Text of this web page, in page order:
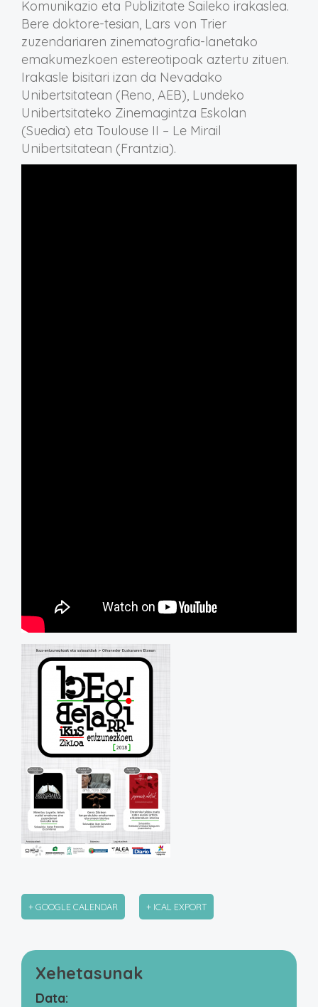
Komunikazio eta Publizitate Saileko irakaslea.
Bere doktore-tesian, Lars von Trier
zuzendariaren zinematografia-lanetako
emakumezkoen estereotipoak aztertu zituen.
Irakasle bisitari izan da Nevadako
Unibertsitatean (Reno, AEB), Lundeko
Unibertsitateko Zinemagintza Eskolan
(Suedia) eta Toulouse II – Le Mirail
Unibertsitatean (Frantzia).
+ GOOGLE CALENDAR + ICAL EXPORT
Xehetasunak
Data: